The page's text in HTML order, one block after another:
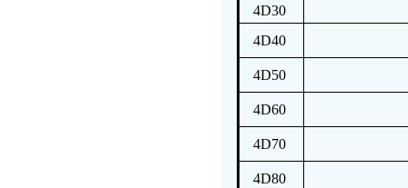
4D30
4D40
4D50
4D60
4D70
4D80